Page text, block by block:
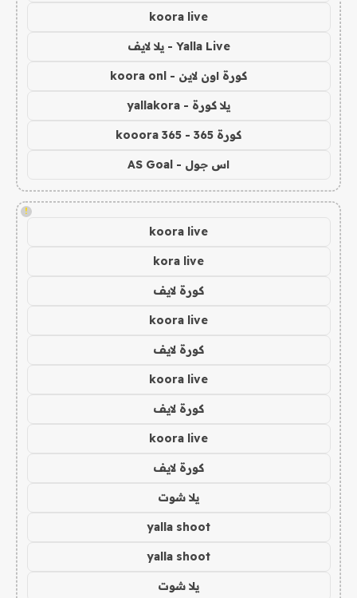
koora live
Yalla Live - يلا لايف
كورة اون لاين - koora onl
يلا كورة - yallakora
كورة 365 - kooora 365
اس جول - AS Goal
!
koora live
kora live
كورة لايف
koora live
كورة لايف
koora live
كورة لايف
koora live
كورة لايف
يلا شوت
yalla shoot
yalla shoot
يلا شوت